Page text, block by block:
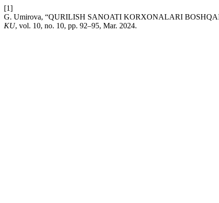
[1]
G. Umirova, “QURILISH SANOATI KORXONALARI
KU, vol. 10, no. 10, pp. 92–95, Mar. 2024.